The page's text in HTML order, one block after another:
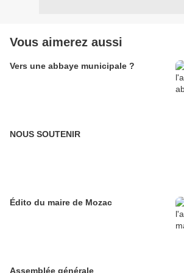
Vous aimerez aussi
Vers une abbaye municipale ?
NOUS SOUTENIR
Édito du maire de Mozac
Assemblée générale